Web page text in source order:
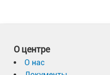
О центре
О нас